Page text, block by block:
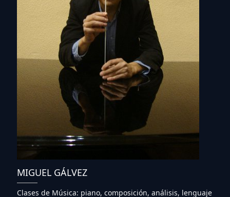
MIGUEL GÁLVEZ
Clases de Música: piano, composición, análisis, lenguaje